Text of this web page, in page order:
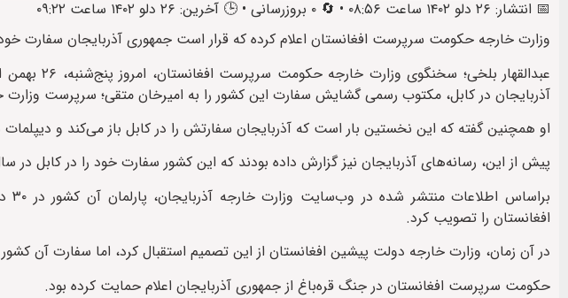
📅 انتشار: ۲۶ دلو ۱۴۰۲ ساعت ۰۸:۵۶ • 🔄 ۰ بروزرسانی • 🕒 آخرین: ۲۶ دلو ۱۴۰۲ ساعت ۰۹:۲۲
وزارت خارجه حکومت سرپرست افغانستان اعلام کرده که قرار است جمهوری آذربایجان سفارت خود
عبدالقهار
آذربایجان در کابل، مکتوب رسمی گشایش سفارت این کشور را به امیرخان متقی؛ سرپرست
او همچنین گفته که این نخستین بار است که آذربایجان سفارتش را در کابل باز می‌کند و
پیش از این، رسانه‌های آذربایجان نیز گزارش داده‌ بودند که این کشور سفارت خود را در کابل در سال ۲۰۲۴ میلادی فعال
افغانستان را تصویب کرد.
در آن زمان، وزارت خارجه‌ دولت پیشین افغانستان از این تصمیم استقبال کرد، اما سفارت آن
حکومت سرپرست افغانستان در جنگ قره‌باغ از جمهوری آذربایجان اعلام حمایت کرده بود.